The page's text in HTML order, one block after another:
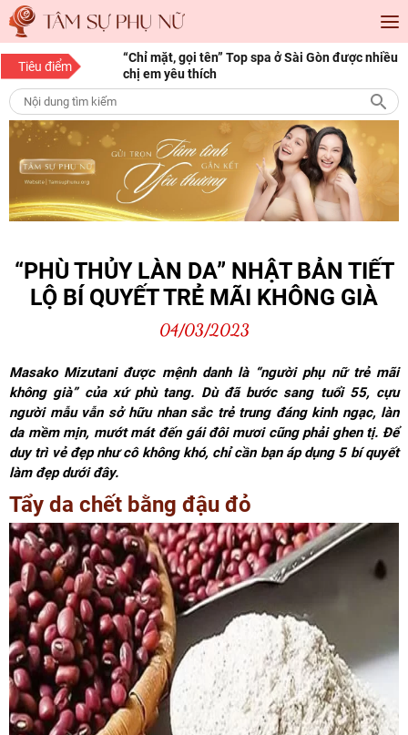
Tiêu điểm
“Chỉ mặt, gọi tên” Top spa ở Sài Gòn được nhiều
chị em yêu thích
“Save” ngay địa chỉ làm tóc đẹp Sài Gòn cho
10 bí quyết làm đẹp cho nàng mọi độ tuổi
15 bí quyết làm đẹp da mặt từ thiên nhiên giúp
nàng luôn tươi trẻ
“PHÙ THỦY LÀN DA” NHẬT BẢN TIẾT
LỘ BÍ QUYẾT TRẺ MÃI KHÔNG GIÀ
04/03/2023
Masako Mizutani được mệnh danh là “người phụ nữ trẻ mãi
không già” của xứ phù tang. Dù đã bước sang tuổi 55, cựu
người mẫu vẫn sở hữu nhan sắc trẻ trung đáng kinh ngạc, làn
da mềm mịn, mướt mát đến gái đôi mươi cũng phải ghen tị. Để
duy trì vẻ đẹp như cô không khó, chỉ cần bạn áp dụng 5 bí quyết
làm đẹp dưới đây.
Tẩy da chết bằng đậu đỏ